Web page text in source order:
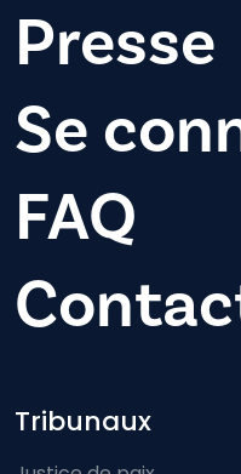
Presse
Se
FAQ
Footer-
Tribunaux